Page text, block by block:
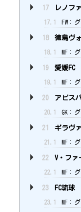
17 レノフ
17.1 FW：
18 徳島ヴ
18.1 MF：
19 愛媛FC
19.1 MF：
20 アビス
20.1 GK：
21 ギラヴ
21.1 MF：
22 V・ファ
22.1 MF：
23 FC琉球
23.1 MF：